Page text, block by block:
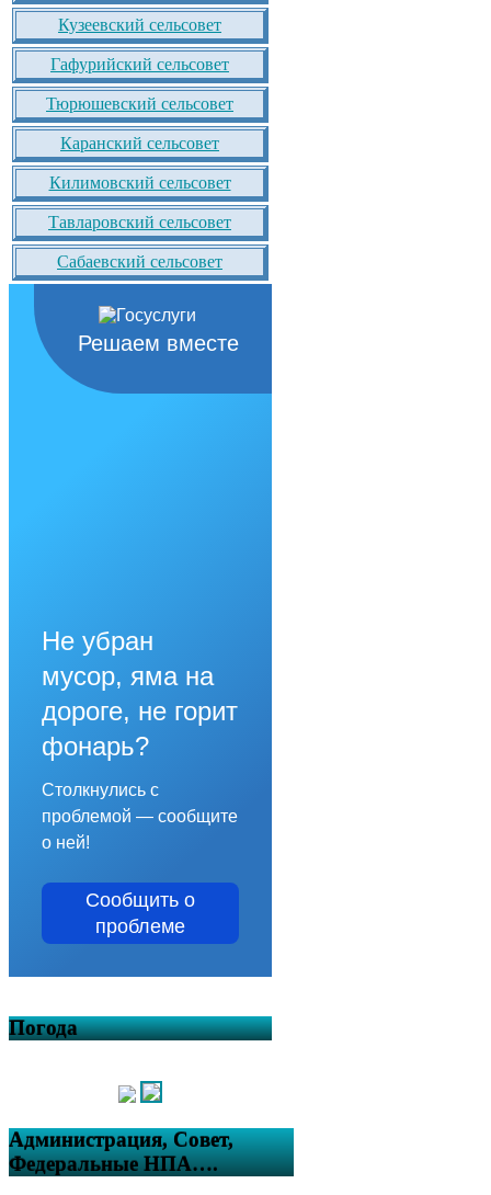
Кузеевский сельсовет
Гафурийский сельсовет
Тюрюшевский сельсовет
Каранский сельсовет
Килимовский сельсовет
Тавларовский сельсовет
Сабаевский сельсовет
Решаем вместе
Не убран
мусор, яма на
дороге, не горит
фонарь?
Столкнулись с
проблемой — сообщите
о ней!
Сообщить о
проблеме
Погода
Администрация, Совет,
Федеральные НПА….